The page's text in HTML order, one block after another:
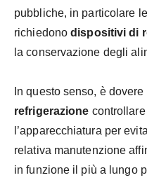
pubbliche, in particolare
richiedonodispositivi di
la conservazione degli
In questo senso, è
refrigerazione
l’apparecchiatura per
relativa manutenzione
in funzione il più a lungo